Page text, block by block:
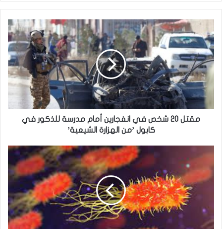
ق
ت
ل
2
ص
ج
أ
مقتل 20 شخص في انفجارين أمام مدرسة للذكور في
كابول ’من الهزارة الشيعية’
ص
ع